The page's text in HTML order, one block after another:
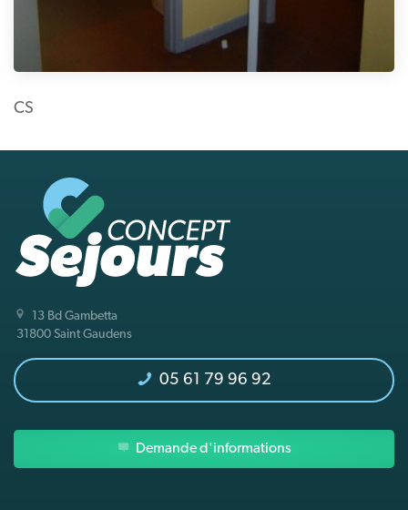
CS
13 Bd Gambetta
31800 Saint Gaudens
05 61 79 96 92
Demande d'informations